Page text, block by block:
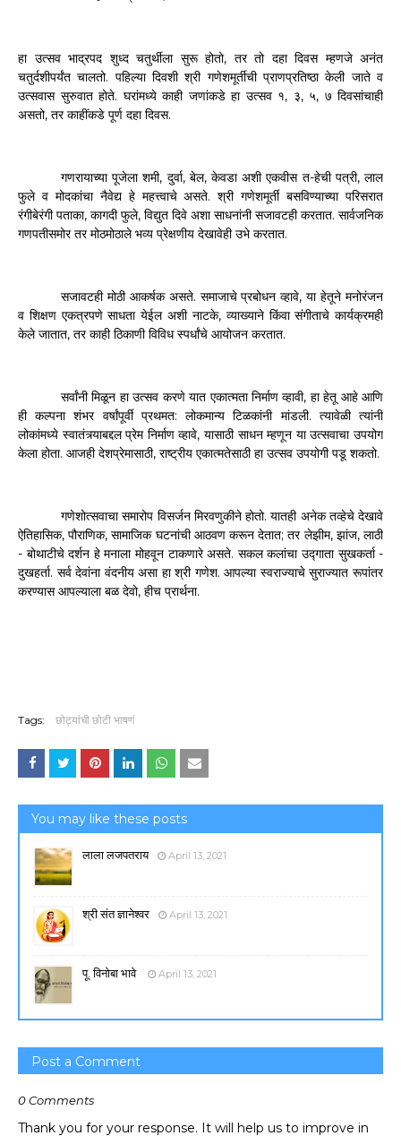
हा उत्सव भाद्रपद शुध्द चतुर्थीला सुरू होतो, तर तो दहा दिवस म्हणजे अनंत
चतुर्दशीपर्यंत चालतो. पहिल्या दिवशी श्री गणेशमूर्तीची प्राणप्रतिष्ठा केली जाते व
उत्सवास सुरुवात होते. घरांमध्ये काही जणांकडे हा उत्सव १, ३, ५, ७ दिवसांचाही
असतो, तर काहींकडे पूर्ण दहा दिवस.
गणरायाच्या पूजेला शमी, दुर्वा, बेल,केवडा अशी एकवीस त-हेची पत्री,लाल
फुले व मोदकांचा नैवेद्य हे महत्त्वाचे असते.श्री गणेशमूर्ती बसविण्याच्या परिसरात
रंगीबेरंगी पताका, कागदी फुले, विद्युत दिवे अशा साधनांनी सजावटही करतात. सार्वजनिक
गणपतीसमोर तर मोठमोठाले भव्य प्रेक्षणीय देखावेही उभे करतात.
सजावटही मोठी आकर्षक असते. समाजाचे प्रबोधन व्हावे,या हेतूने मनोरंजन
व शिक्षण एकत्रपणे साधता येईल अशी नाटके, व्याख्याने किंवा संगीताचे कार्यक्रमही
केले जातात, तर काही ठिकाणी विविध स्पर्धांचे आयोजन करतात.
सर्वांनी मिळून हा उत्सव करणे यात एकात्मता निर्माण व्हावी, हा हेतू आहे आणि
ही
कल्पना शंभर वर्षांपूर्वी प्रथमत:लोकमान्य टिळकांनी मांडली. त्यावेळी
त्यांनी
लोकांमध्ये स्वातंत्र्याबद्दल प्रेम निर्माण व्हावे,यासाठी साधन म्हणून या उत्सवाचा उपयोग
केला होता. आजही देशप्रेमासाठी, राष्ट्रीय एकात्मतेसाठी हा उत्सव उपयोगी पडू शकतो.
गणेशोत्सवाचा समारोप विसर्जन मिरवणुकीने होतो.यातही अनेक तव्हेचे देखावे
ऐतिहासिक,पौराणिक,सामाजिक घटनांची आठवण करून देतात;तर लेझीम, झांज,लाठी
- बोथाटीचे दर्शन हे मनाला मोहवून टाकणारे असते. सकल कलांचा उद्गाता सुखकर्ता-
दुखहर्ता. सर्व देवांना वंदनीय असा हा श्री गणेश.आपल्या स्वराज्याचे सुराज्यात रूपांतर
करण्यास आपल्याला बळ देवो, हीच प्रार्थना.
Tags: छोट्यांची छोटी भाषणं
You may like these posts
लाला लजपतराय April 13, 2021
श्री संत ज्ञानेश्वर April 13, 2021
पू. विनोबा भावे April 13, 2021
Post a Comment
0 Comments
Thank you for your response. It will help us to improve in